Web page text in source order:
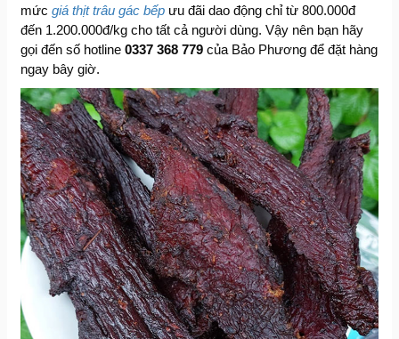
mức giá thịt trâu gác bếp ưu đãi dao động chỉ từ 800.000đ
đến 1.200.000đ/kg cho tất cả người dùng. Vậy nên bạn hãy
gọi đến số hotline 0337 368 779 của Bảo Phương để đặt hàng
ngay bây giờ.